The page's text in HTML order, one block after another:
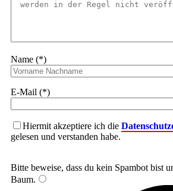
Name (*)
E-Mail (*)
Hiermit akzeptiere ich die
gelesen und verstanden habe.
Bitte beweise, dass du kein Spambot bist
Baum.